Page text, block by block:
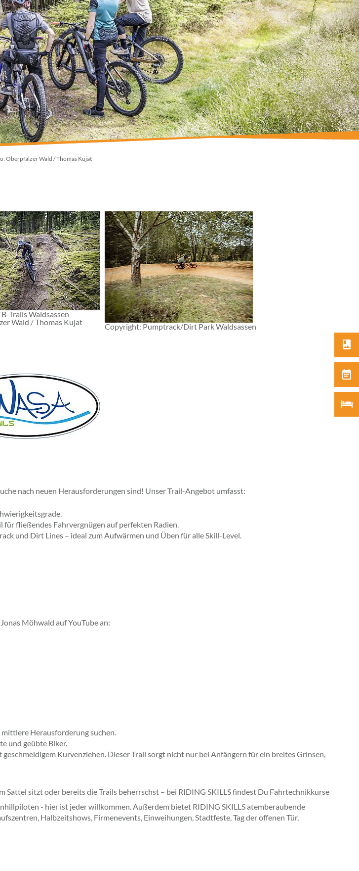
Oberpfälzer Wald / Thomas Kujat
Wald / Thomas Kujat
Trails Waldsassen
Copyright: Pumptrack/Dirt Park Waldsassen
nach neuen Herausforderungen sind! Unser Trail-Angebot umfasst:
fließendes Fahrvergnügen auf perfekten Radien.
und Dirt Lines – ideal zum Aufwärmen und Üben für alle Skill-Level.
Möhwald auf YouTube an:
Herausforderung suchen.
und geübte Biker.
Kurvenziehen. Dieser Trail sorgt nicht nur bei Anfängern für ein breites Grinsen,
Sattel sitzt oder bereits die Trails beherrschst – bei RIDING SKILLS findest Du Fahrtechnikkurse
- hier ist jeder willkommen. Außerdem bietet RIDING SKILLS atemberaubende
Halbzeitshows, Firmenevents, Einweihungen, Stadtfeste, Tag der offenen Tür,